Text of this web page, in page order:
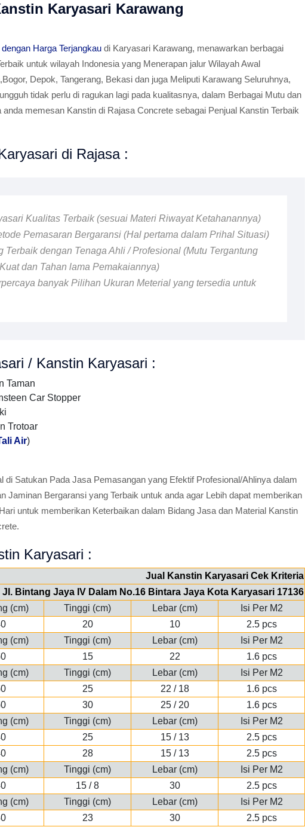
Karyasari Karawang
Harga Terjangkau di Karyasari Karawang, menawarkan berbagai
untuk wilayah Indonesia yang Menerapan jalur Wilayah Awal
Depok, Tangerang, Bekasi dan juga Meliputi Karawang Seluruhnya,
tidak perlu di ragukan lagi pada kualitasnya, dalam Berbagai Mutu dan
memesan Kanstin di Rajasa Concrete sebagai Penjual Kanstin Terbaik
di Rajasa :
Kualitas Terbaik (sesuai Materi Riwayat Ketahanannya)
Pemasaran Bergaransi (Hal pertama dalam Prihal Situasi)
Terbaik dengan Tenaga Ahli / Profesional (Mutu Tergantung
dan Tahan lama Pemakaiannya)
banyak Pilihan Ukuran Meterial yang tersedia untuk
/ Kanstin Karyasari :
Taman
Car Stopper
Trotoar
Air)
di Satukan Pada Jasa Pemasangan yang Efektif Profesional/Ahlinya dalam
Jaminan Bergaransi yang Terbaik untuk anda agar Lebih dapat memberikan
untuk memberikan Keterbaikan dalam Bidang Jasa dan Material Kanstin
Karyasari :
Jual Kanstin Karyasari Cek Kriteria
Jl. Bintang Jaya IV Dalam No.16 Bintara Jaya Kota Karyasari 17136
(cm)
Tinggi (cm) Lebar (cm)
Isi Per M2
20 10
2.5 pcs
(cm)
Tinggi (cm) Lebar (cm)
Isi Per M2
15 22
1.6 pcs
(cm)
Tinggi (cm) Lebar (cm)
Isi Per M2
25 22 / 18
1.6 pcs
30 25 / 20
1.6 pcs
(cm)
Tinggi (cm) Lebar (cm)
Isi Per M2
25 15 / 13
2.5 pcs
28 15 / 13
2.5 pcs
(cm)
Tinggi (cm) Lebar (cm)
Isi Per M2
15 / 8 30
2.5 pcs
(cm)
Tinggi (cm) Lebar (cm)
Isi Per M2
23 30 2.5 pcs